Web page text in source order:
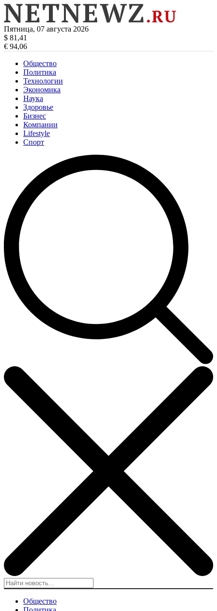
Пятница, 07 августа 2026
$ 81,41
€ 94,06
Общество
Политика
Технологии
Экономика
Наука
Здоровье
Бизнес
Компании
Lifestyle
Спорт
Общество